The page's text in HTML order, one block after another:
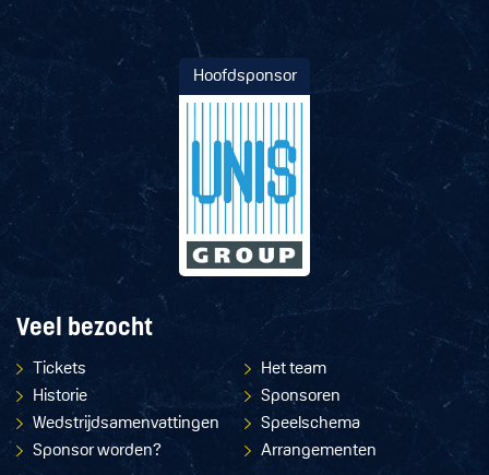
Hoofdsponsor
Veel bezocht
Tickets
Het team
Historie
Sponsoren
Wedstrijdsamenvattingen
Speelschema
Sponsor worden?
Arrangementen